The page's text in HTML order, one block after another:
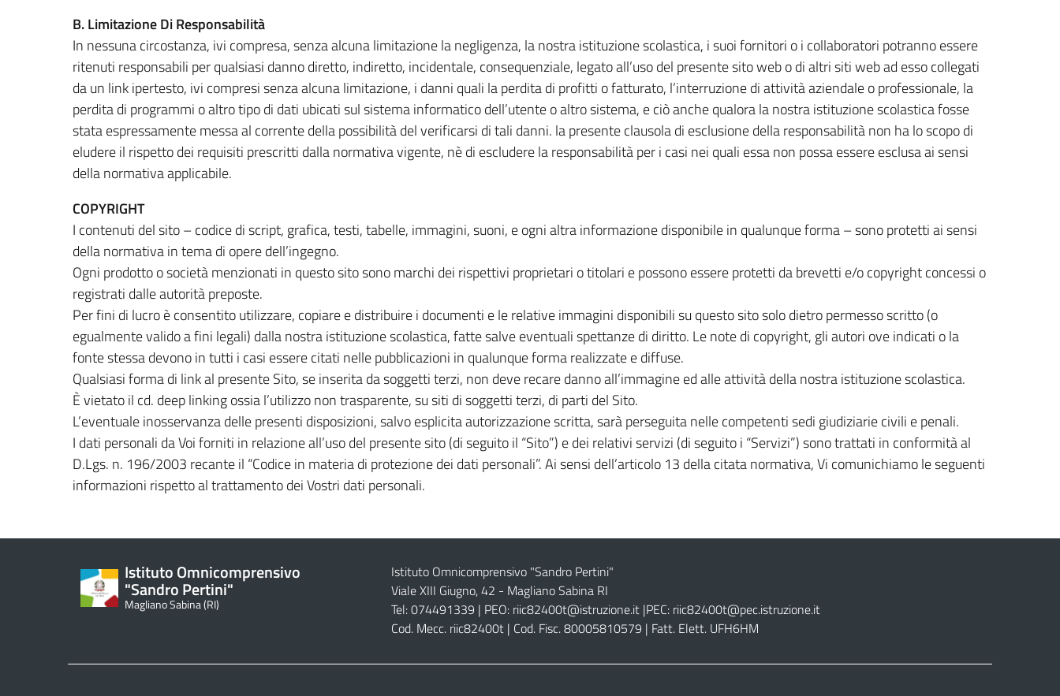
B. Limitazione Di Responsabilità
In nessuna circostanza, ivi compresa, senza alcuna limitazione la negligenza, la nostra istituzione scolastica, i suoi fornitori o i collaboratori potranno essere
ritenuti responsabili per qualsiasi danno diretto, indiretto, incidentale, consequenziale, legato all’uso del presente sito web o di altri siti web ad esso collegati
da un link ipertesto, ivi compresi senza alcuna limitazione, i danni quali la perdita di profitti o fatturato, l’interruzione di attività aziendale o professionale, la
perdita di programmi o altro tipo di dati ubicati sul sistema informatico dell’utente o altro sistema, e ciò anche qualora la nostra istituzione scolastica fosse
stata espressamente messa al corrente della possibilità del verificarsi di tali danni. la presente clausola di esclusione della responsabilità non ha lo scopo di
eludere il rispetto dei requisiti prescritti dalla normativa vigente, nè di escludere la responsabilità per i casi nei quali essa non possa essere esclusa ai sensi
della normativa applicabile.
COPYRIGHT
I contenuti del sito – codice di script, grafica, testi, tabelle, immagini, suoni, e ogni altra informazione disponibile in qualunque forma – sono protetti ai sensi
della normativa in tema di opere dell’ingegno.
Ogni prodotto o società menzionati in questo sito sono marchi dei rispettivi proprietari o titolari e possono essere protetti da brevetti e/o copyright concessi o
registrati dalle autorità preposte.
Per fini di lucro è consentito utilizzare, copiare e distribuire i documenti e le relative immagini disponibili su questo sito solo dietro permesso scritto (o
egualmente valido a fini legali) dalla nostra istituzione scolastica, fatte salve eventuali spettanze di diritto. Le note di copyright, gli autori ove indicati o la
fonte stessa devono in tutti i casi essere citati nelle pubblicazioni in qualunque forma realizzate e diffuse.
Qualsiasi forma di link al presente Sito, se inserita da soggetti terzi, non deve recare danno all’immagine ed alle attività della nostra istituzione scolastica.
È vietato il cd. deep linking ossia l’utilizzo non trasparente, su siti di soggetti terzi, di parti del Sito.
L’eventuale inosservanza delle presenti disposizioni, salvo esplicita autorizzazione scritta, sarà perseguita nelle competenti sedi giudiziarie civili e penali.
I dati personali da Voi forniti in relazione all’uso del presente sito (di seguito il “Sito”) e dei relativi servizi (di seguito i “Servizi”) sono trattati in conformità al
D.Lgs. n. 196/2003 recante il “Codice in materia di protezione dei dati personali”. Ai sensi dell’articolo 13 della citata normativa, Vi comunichiamo le seguenti
informazioni rispetto al trattamento dei Vostri dati personali.
Istituto Omnicomprensivo
"Sandro Pertini"
Magliano Sabina (RI)
Istituto Omnicomprensivo "Sandro Pertini"
Viale XIII Giugno, 42 - Magliano Sabina RI
Tel: 074491339 | PEO: riic82400t@istruzione.it |PEC: riic82400t@pec.istruzione.it
Cod. Mecc. riic82400t | Cod. Fisc. 80005810579 | Fatt. Elett. UFH6HM